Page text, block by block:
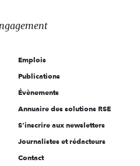
Emplois
Publications
Évènements
Annuaire des solutions RSE
S'inscrire aux newsletters
Journalistes et rédacteurs
Contact